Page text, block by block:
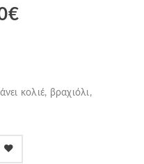
€
κολιέ, βραχιόλι,